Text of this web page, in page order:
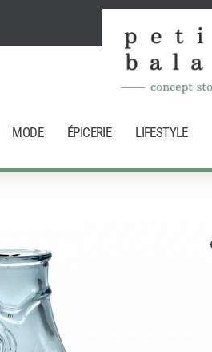
MODE ÉPICERIE LIFESTYLE